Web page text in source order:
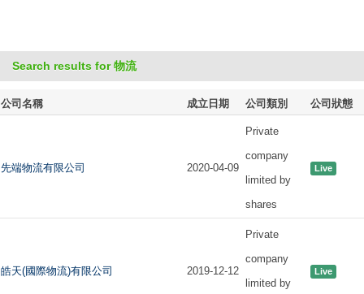
Search results for 物流
公司名稱 成立日期 公司類別 公司狀態
先端物流有限公司 2020-04-09
Private
company
limited by
shares
Live
皓天(國際物流)有限公司 2019-12-12
Private
company
limited by
Live